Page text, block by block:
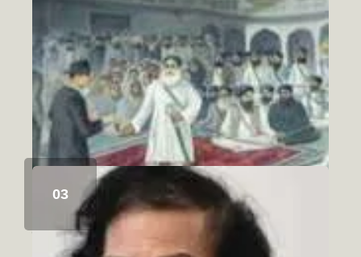
ਸਿੱਖ ਇਤਿਹਾਸ ਅਤੇ ਚਾਬੀਆਂ ਦਾ ਮੋਰਚਾ
August 6, 2026